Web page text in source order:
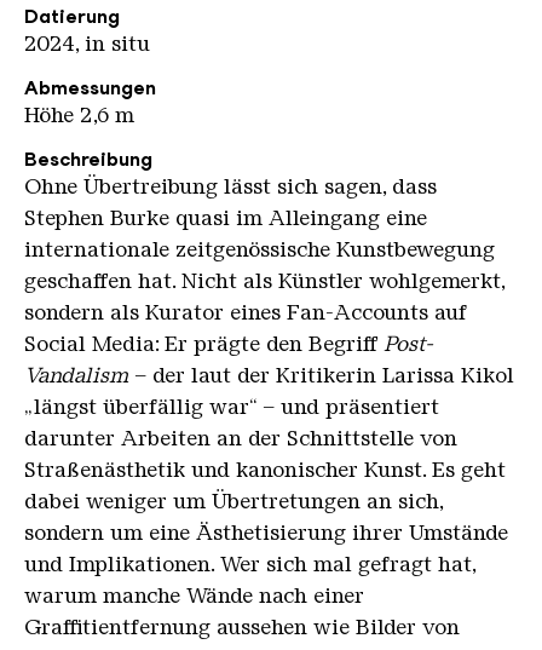
Datierung
2024, in situ
Abmessungen
Höhe 2,6 m
Beschreibung
Ohne Übertreibung lässt sich sagen, dass
Stephen Burke quasi im Alleingang eine
internationale zeitgenössische Kunstbewegung
geschaffen hat. Nicht als Künstler wohlgemerkt,
sondern als Kurator eines Fan-Accounts auf
Social Media: Er prägte den Begriff Post-
Vandalism– der laut der Kritikerin Larissa Kikol
„längst überfällig war“ – und präsentiert
darunter Arbeiten an der Schnittstelle von
Straßenästhetik und kanonischer Kunst. Es geht
dabei weniger um Übertretungen an sich,
sondern um eine Ästhetisierung ihrer Umstände
und Implikationen. Wer sich mal gefragt hat,
warum manche Wände nach einer
Graffitientfernung aussehen wie Bilder von